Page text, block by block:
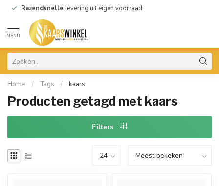
Razendsnelle levering uit eigen voorraad
MENU
Home / Tags / kaars
Producten getagd met kaars
Filters